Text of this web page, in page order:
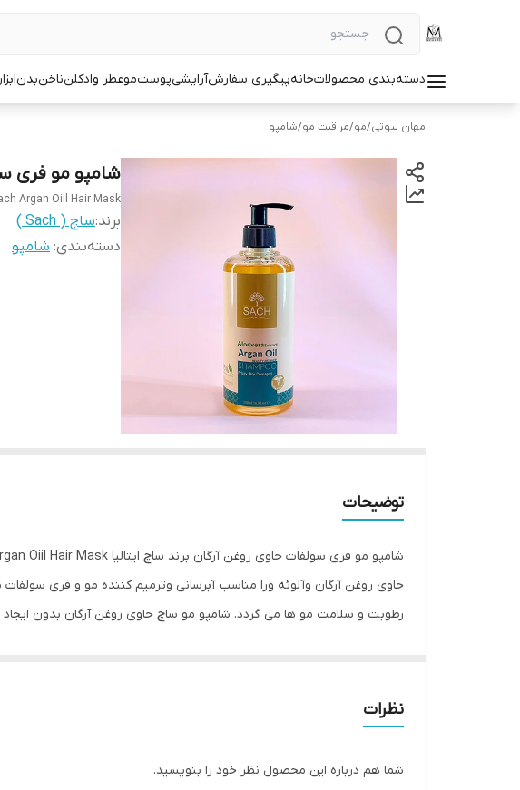
دسته‌بندی محصولاتخانهپیگیری سفارشآرایشیپوستموعطر وادکلنناخنبدن
مهان بیوتی/مو/مراقبت مو/شامپو
شامپو مو فری
Argan Oiil Hair Mask
برند:ساچ ( Sach )
دسته‌بندی: شامپو
توضیحات
شامپو مو فری سولفات حاوی روغن آرگان برند ساچ ایتالیا Sach Argan Oiil Hair Mask
حاوی روغن آرگان وآلوئه ورا مناسب آبرسانی وترمیم کننده مو و فری
رطوبت و سلامت مو ها می گردد. شامپو مو ساچ حاوی روغن آرگان بدون
نظرات
شما هم درباره این محصول نظر خود را بنویسید.